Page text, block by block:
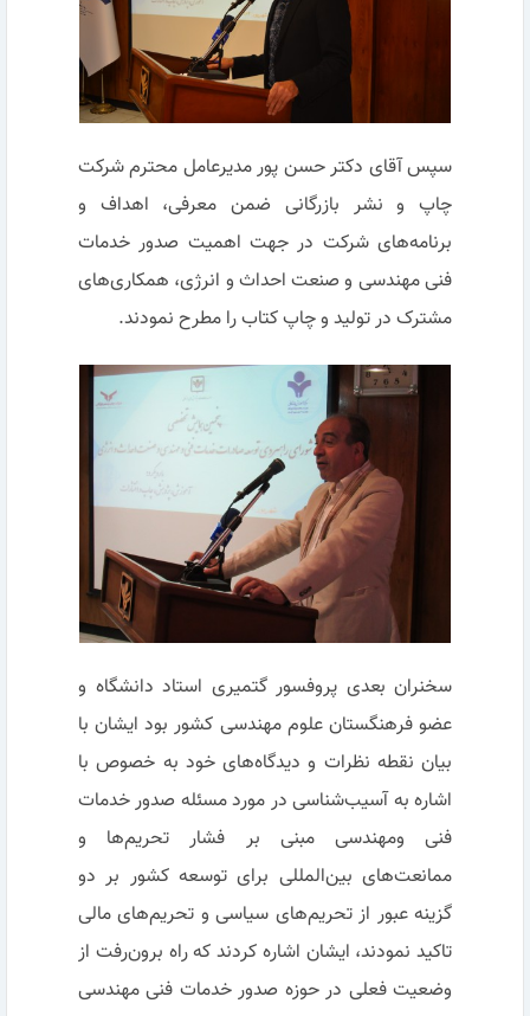
سپس آقای دکتر حسن پور مدیرعامل محترم شرکت
چاپ و نشر بازرگانی ضمن معرفی، اهداف و
برنامه‌های شرکت در جهت اهمیت صدور خدمات
فنی مهندسی و صنعت احداث و انرژی، همکاری‌های
مشترک در تولید و چاپ کتاب را مطرح نمودند.
سخنران بعدی پروفسور گتمیری استاد دانشگاه و
عضو فرهنگستان علوم مهندسی کشور بود ایشان با
بیان نقطه نظرات و دیدگاه‌های خود به خصوص با
اشاره به آسیب‌شناسی در مورد مسئله صدور خدمات
فنی ومهندسی مبنی بر فشار تحریم‌ها و
ممانعت‌های بین‌المللی برای توسعه کشور بر دو
گزینه عبور از تحریم‌های سیاسی و تحریم‌های مالی
تاکید نمودند، ایشان اشاره کردند که راه برون‌رفت از
وضعیت فعلی در حوزه صدور خدمات فنی مهندسی